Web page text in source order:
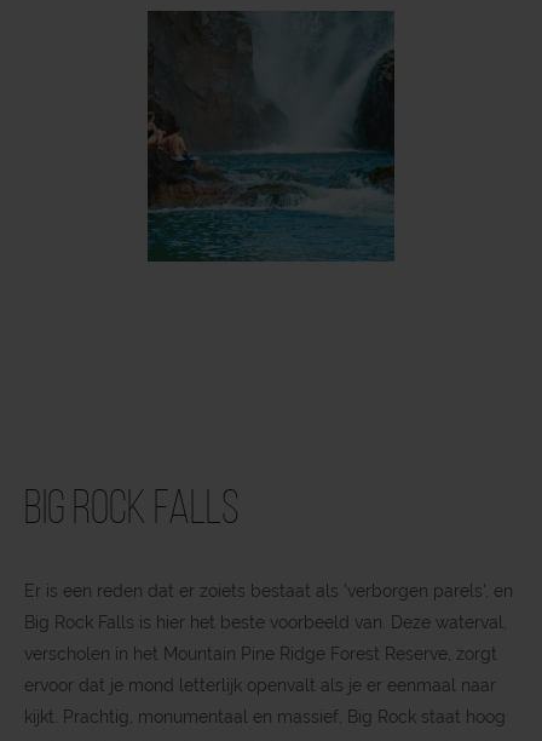
Big Rock Falls
Er is een reden dat er zoiets bestaat als 'verborgen parels', en
Big Rock Falls is hier het beste voorbeeld van. Deze waterval,
verscholen in het Mountain Pine Ridge Forest Reserve, zorgt
ervoor dat je mond letterlijk openvalt als je er eenmaal naar
kijkt. Prachtig, monumentaal en massief, Big Rock staat hoog